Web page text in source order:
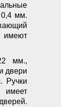
мм.
имеют
мм.,
двери
имеет